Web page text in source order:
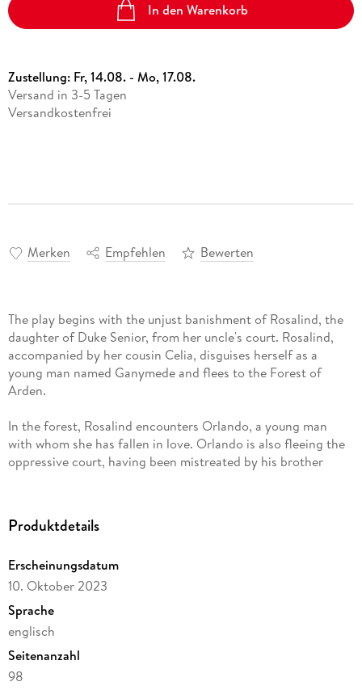
In den Warenkorb
Zustellung: Fr, 14.08. - Mo, 17.08.
Versand in 3-5 Tagen
Versandkostenfrei
Merken Empfehlen Bewerten
The play begins with the unjust banishment of Rosalind, the
daughter of Duke Senior, from her uncle's court. Rosalind,
accompanied by her cousin Celia, disguises herself as a
young man named Ganymede and flees to the Forest of
Arden.
In the forest, Rosalind encounters Orlando, a young man
with whom she has fallen in love. Orlando is also fleeing the
oppressive court, having been mistreated by his brother
seeking refuge or solace. Duke Senior, banished like his
daughter Rosalind, is living a pastoral life along with his
followers. The forest becomes a place of refuge for others as
well, including the melancholic Jaques and the shepherds
Corin and Silvius.
The play also introduces the character of Touchstone, a court
Produktdetails
Erscheinungsdatum
10. Oktober 2023
Sprache
englisch
Seitenanzahl
98